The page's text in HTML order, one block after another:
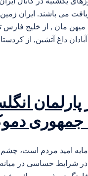
دریافت می باشند. ایران
مان , از خلیج فارس
داغ آتشین, از
جمهوری
امید مردم است،
در شرایط حساسی در